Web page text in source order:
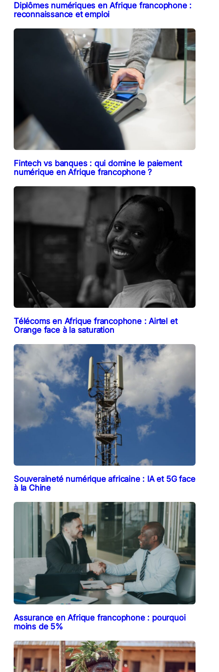
Diplômes numériques en Afrique francophone :
reconnaissance et emploi
Fintech vs banques : qui domine le paiement
numérique en Afrique francophone ?
Télécoms en Afrique francophone : Airtel et
Orange face à la saturation
Souveraineté numérique africaine : IA et 5G face
à la Chine
Assurance en Afrique francophone : pourquoi
moins de 5%